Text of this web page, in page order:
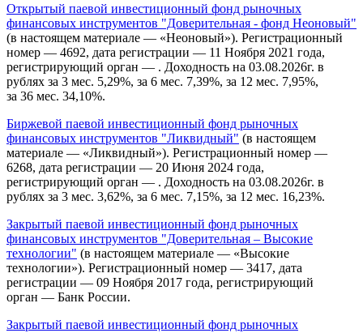
Открытый паевой инвестиционный фонд рыночных
финансовых инструментов "Доверительная - фонд Неоновый"
(в настоящем материале — «Неоновый»). Регистрационный
номер — 4692, дата регистрации — 11 Ноября 2021 года,
регистрирующий орган — . Доходность на 03.08.2026г. в
рублях за 3 мес. 5,29%, за 6 мес. 7,39%, за 12 мес. 7,95%,
за 36 мес. 34,10%.
Биржевой паевой инвестиционный фонд рыночных
финансовых инструментов "Ликвидный" (в настоящем
материале — «Ликвидный»). Регистрационный номер —
6268, дата регистрации — 20 Июня 2024 года,
регистрирующий орган — . Доходность на 03.08.2026г. в
рублях за 3 мес. 3,62%, за 6 мес. 7,15%, за 12 мес. 16,23%.
Закрытый паевой инвестиционный фонд рыночных
финансовых инструментов "Доверительная – Высокие
технологии" (в настоящем материале — «Высокие
технологии»). Регистрационный номер — 3417, дата
регистрации — 09 Ноября 2017 года, регистрирующий
орган — Банк России.
Закрытый паевой инвестиционный фонд рыночных